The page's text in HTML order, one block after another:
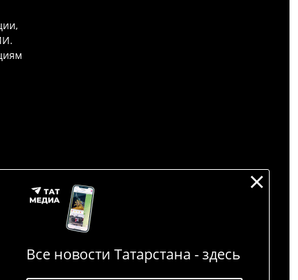
Все новости Татарстана - здесь